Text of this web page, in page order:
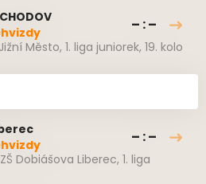
– : –
Město, 1. liga juniorek, 19. kolo
– : –
Dobiášova Liberec, 1. liga